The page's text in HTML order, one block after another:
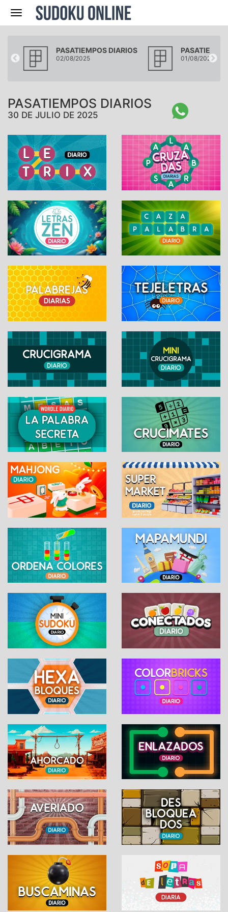
Navegación
PASATIEMPOS DIARIOS
02/08/2025 01/08/2025
PASATIEMPOS DIARIOS
30 DE JULIO DE 2025